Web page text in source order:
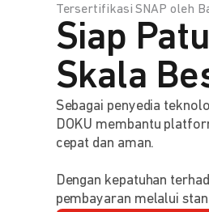
Tersertifikasi SNAP oleh
Siap
Skala
Sebagai penyedia
DOKU membantu
cepat dan aman.
Dengan kepatuhan
pembayaran melalui